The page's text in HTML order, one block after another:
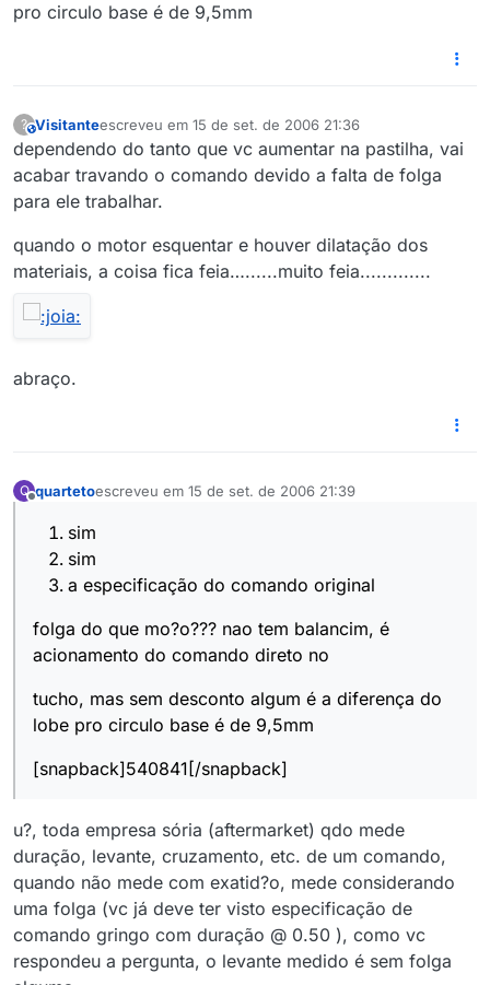
pro circulo base é de 9,5mm
?This user is from outside of this forum
Visitanteescreveu em 15 de set. de 2006 21:36
última edição por
dependendo do tanto que vc aumentar na pastilha, vai
acabar travando o comando devido a falta de folga
para ele trabalhar.
quando o motor esquentar e houver dilatação dos
materiais, a coisa fica feia…......muito feia.............
abraço.
Q quartetoescreveu em 15 de set. de 2006 21:39
última edição por
sim
sim
a especificação do comando original
folga do que mo?o??? nao tem balancim, é
acionamento do comando direto no
tucho, mas sem desconto algum é a diferença do
lobe pro circulo base é de 9,5mm
[snapback]540841[/snapback]
u?, toda empresa sória (aftermarket) qdo mede
duração, levante, cruzamento, etc. de um comando,
quando não mede com exatid?o, mede considerando
uma folga (vc já deve ter visto especificação de
comando gringo com duração @ 0.50 ), como vc
respondeu a pergunta, o levante medido é sem folga